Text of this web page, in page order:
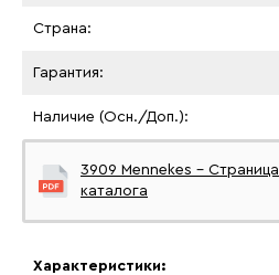
Страна:
Гарантия:
Наличие (Осн./Доп.):
3909 Mennekes - Страница
каталога
Характеристики: